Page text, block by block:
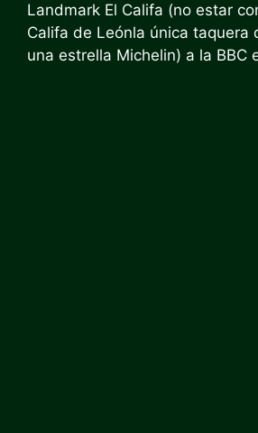
Landmark El Califa (no estar
Califa de Leónla única taquera
una estrella Michelin) a la BBC